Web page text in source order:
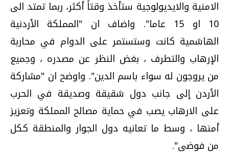
الامنية والايديولوجية ستأخذ وقتاً أكثر، ربما تمتد الى
10 او 15 عاما". واضاف ان "المملكة الأردنية
الهاشمية كانت وستستمر على الدوام في محاربة
الإرهاب والتطرف ، بغض النظر عن مصدره ، وجميع
من يروجون له سواء باسم الدين". واوضح ان "مشاركة
الأردن إلى جانب دول شقيقة وصديقة في الحرب
على الارهاب يصب في حماية مصالح المملكة وتعزيز
أمنها ، وسط ما تعانيه دول الجوار والمنطقة ككل
من فوضى".